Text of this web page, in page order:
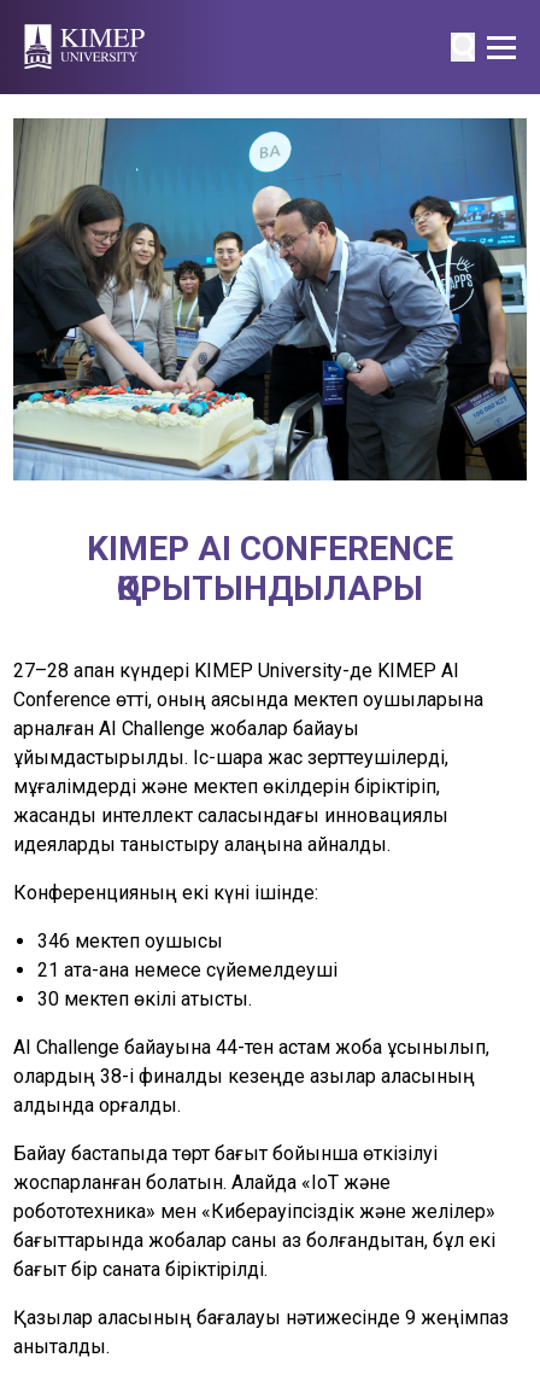
KIMEP AI CONFERENCE
ҚОРЫТЫНДЫЛАРЫ
27–28 ақпан күндері KIMEP University-де KIMEP AI
Conference өтті, оның аясында мектеп оқушыларына
арналған AI Challenge жобалар байқауы
ұйымдастырылды. Іс-шара жас зерттеушілерді,
мұғалімдерді және мектеп өкілдерін біріктіріп,
жасанды интеллект саласындағы инновациялық
идеяларды таныстыру алаңына айналды.
Конференцияның екі күні ішінде:
346 мектеп оқушысы
21 ата-ана немесе сүйемелдеуші
30 мектеп өкілі қатысты.
AI Challenge байқауына 44-тен астам жоба ұсынылып,
олардың 38-і финалдық кезеңде қазылар алқасының
алдында қорғалды.
Байқау бастапқыда төрт бағыт бойынша өткізілуі
жоспарланған болатын. Алайда «IoT және
робототехника» мен «Киберқауіпсіздік және желілер»
бағыттарында жобалар саны аз болғандықтан, бұл екі
бағыт бір санатқа біріктірілді.
Қазылар алқасының бағалауы нәтижесінде 9 жеңімпаз
анықталды.